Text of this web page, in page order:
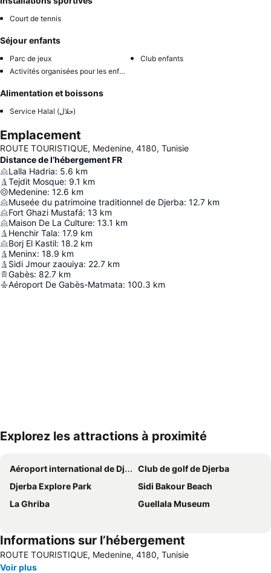
Court de tennis
Séjour enfants
Parc de jeux
Club enfants
Activités organisées pour les enfants
Alimentation et boissons
Service Halal (حلال)
Emplacement
ROUTE TOURISTIQUE, Medenine, 4180, Tunisie
Distance de l’hébergement FR
Lalla Hadria: 5.6 km
Tejdit Mosque: 9.1 km
Medenine: 12.6 km
Museée du patrimoine traditionnel de Djerba: 12.7 km
Fort Ghazi Mustafá: 13 km
Maison De La Culture: 13.1 km
Henchir Tala: 17.9 km
Borj El Kastil: 18.2 km
Meninx: 18.9 km
Sidi Jmour zaouiya: 22.7 km
Gabès: 82.7 km
Aéroport De Gabès-Matmata: 100.3 km
Explorez les attractions à proximité
Aéroport international de Djerba-Zarzis
Club de golf de Djerba
Djerba Explore Park
Sidi Bakour Beach
La Ghriba
Guellala Museum
Informations sur l’hébergement
ROUTE TOURISTIQUE, Medenine, 4180, Tunisie
Voir plus